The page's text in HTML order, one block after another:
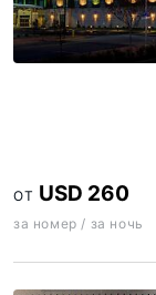
ОТ USD 260
за номер / за ночь